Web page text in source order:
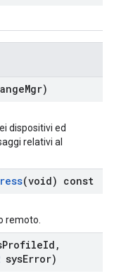
Mgr)
dispositivi ed
relativi al
(void) const
remoto.
ProfileId ,
sysError)